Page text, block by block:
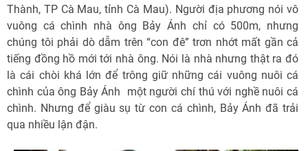
Thành, TP Cà Mau, tỉnh Cà Mau). Người địa phương nói vô
vuông cá chình nhà ông Bảy Ánh chỉ có 500m, nhưng
chúng tôi phải dò dẫm trên “con đê” trơn nhớt mất gần cả
tiếng đồng hồ mới tới nhà ông. Nói là nhà nhưng thật ra đó
là cái chòi khá lớn để trông giữ những cái vuông nuôi cá
chình của ông Bảy Ánh  một người chí thú với nghề nuôi cá
chình. Nhưng để giàu sụ từ con cá chình, Bảy Ánh đã trải
qua nhiều lận đận.